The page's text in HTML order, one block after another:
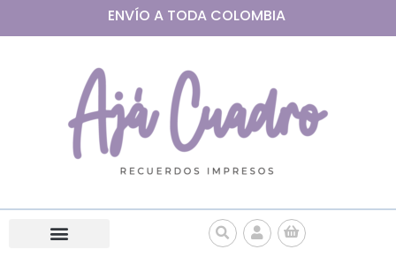
ENVÍO A TODA COLOMBIA